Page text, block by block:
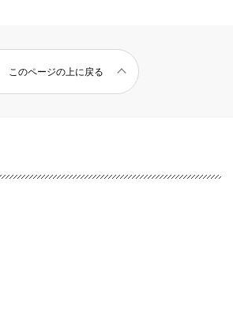
このページの上に戻る